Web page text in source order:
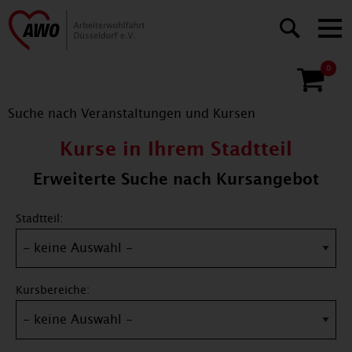
0
Suche nach Veranstaltungen und Kursen
Kurse in Ihrem Stadtteil
Erweiterte Suche nach Kursangebot
Stadtteil:
Kursbereiche: